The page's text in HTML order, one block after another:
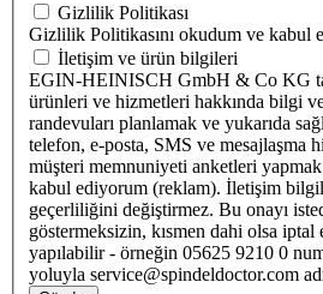
Gizlilik Politikası
Gizlilik Politikasını okudum ve kabul
İletişim ve ürün bilgileri
EGIN-HEINISCH GmbH & Co KG
ürünleri ve hizmetleri hakkında bilgi
randevuları planlamak ve yukarıda
telefon, e-posta, SMS ve mesajlaşma
müşteri memnuniyeti anketleri
kabul ediyorum (reklam). İletişim
geçerliliğini değiştirmez. Bu onayı
göstermeksizin, kısmen dahi olsa
yapılabilir - örneğin 05625 9210 0
yoluyla service@spindeldoctor.com